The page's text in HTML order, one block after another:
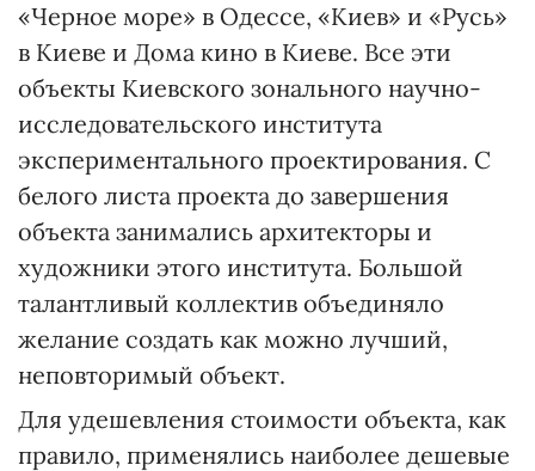
«Черное море» в Одессе, «Киев» и «Русь»
в Киеве и Дома кино в Киеве. Все эти
объекты Киевского зонального научно-
исследовательского института
экспериментального проектирования. С
белого листа проекта до завершения
объекта занимались архитекторы и
художники этого института. Большой
талантливый коллектив объединяло
желание создать как можно лучший,
неповторимый объект.
Для удешевления стоимости объекта, как
правило, применялись наиболее дешевые